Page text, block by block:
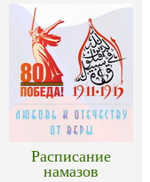
Расписание
намазов